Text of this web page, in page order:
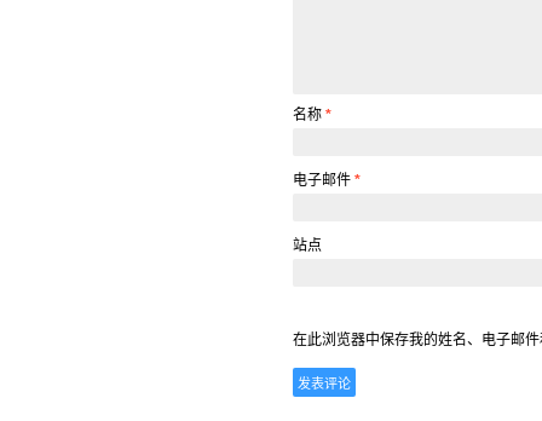
名称 *
电子邮件 *
站点
在此浏览器中保存我的姓名、电子邮